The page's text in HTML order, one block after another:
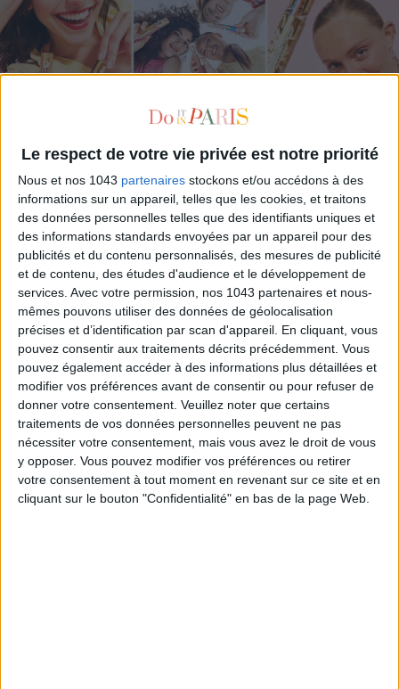
Le respect de votre vie privée est notre priorité
Nous et nos 1043 partenaires stockons et/ou accédons à des
informations sur un appareil, telles que les cookies, et traitons
des données personnelles telles que des identifiants uniques et
des informations standards envoyées par un appareil pour des
publicités et du contenu personnalisés, des mesures de publicité
et de contenu, des études d'audience et le développement de
services. Avec votre permission, nos 1043 partenaires et nous-
mêmes pouvons utiliser des données de géolocalisation
précises et d’identification par scan d'appareil. En cliquant, vous
pouvez consentir aux traitements décrits précédemment. Vous
pouvez également accéder à des informations plus détaillées et
modifier vos préférences avant de consentir ou pour refuser de
donner votre consentement. Veuillez noter que certains
traitements de vos données personnelles peuvent ne pas
nécessiter votre consentement, mais vous avez le droit de vous
y opposer. Vous pouvez modifier vos préférences ou retirer
votre consentement à tout moment en revenant sur ce site et en
cliquant sur le bouton "Confidentialité" en bas de la page Web.
ADOPT PARFUMS RÉVOLUTIONNE LA PARFUMERIE MADE IN FRANCE À PETIT PRIX
TOUT CE QUE VOUS DEVEZ FAIRE À PARIS EN AOÛT